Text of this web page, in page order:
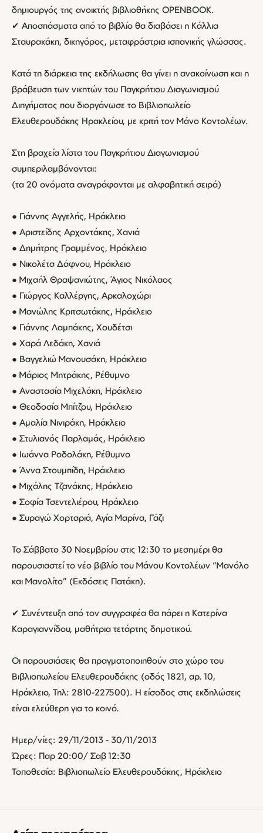
δημιουργός της ανοικτής βιβλιοθήκης OPENBOOK.
✔ Αποσπάσματα από το βιβλίο θα διαβάσει η Κάλλια
Σταυρακάκη, δικηγόρος, μεταφράστρια ισπανικής γλώσσας.
Κατά τη διάρκεια της εκδήλωσης θα γίνει η ανακοίνωση και η
βράβευση των νικητών του Παγκρήτιου Διαγωνισμού
Διηγήματος που διοργάνωσε το Βιβλιοπωλείο
Ελευθερουδάκης Ηρακλείου, με κριτή τον Μάνο Κοντολέων.
Στη βραχεία λίστα του Παγκρήτιου Διαγωνισμού
συμπεριλαμβάνονται:
(τα 20 ονόματα αναγράφονται με αλφαβητική σειρά)
● Γιάννης Αγγελής, Ηράκλειο
● Αριστείδης Αρχοντάκης, Χανιά
● Δημήτρης Γραμμένος, Ηράκλειο
● Νικολέτα Δάφνου, Ηράκλειο
● Μιχαήλ Θραψανιώτης, Άγιος Νικόλαος
● Γιώργος Καλλέργης, Αρκαλοχώρι
● Μανώλης Κριτσωτάκης, Ηράκλειο
● Γιάννης Λαμπάκης, Χουδέτσι
● Χαρά Λεδάκη, Χανιά
● Βαγγελιώ Μανουσάκη, Ηράκλειο
● Μάριος Μητράκης, Ρέθυμνο
● Αναστασία Μιχελάκη, Ηράκλειο
● Θεοδοσία Μπίτζου, Ηράκλειο
● Αμαλία Νινιράκη, Ηράκλειο
● Στυλιανός Παρλαμάς, Ηράκλειο
● Ιωάννα Ροδολάκη, Ρέθυμνο
● Άννα Στουμπίδη, Ηράκλειο
● Μιχάλης Τζανάκης, Ηράκλειο
● Σοφία Τσεντελιέρου, Ηράκλειο
● Συραγώ Χορταριά, Αγία Μαρίνα, Γάζι
Το Σάββατο 30 Νοεμβρίου στις 12:30 το μεσημέρι θα
παρουσιαστεί το νέο βιβλίο του Μάνου Κοντολέων “Μανόλο
και Μανολίτο” (Εκδόσεις Πατάκη).
✔ Συνέντευξη από τον συγγραφέα θα πάρει η Κατερίνα
Καραγιαννίδου, μαθήτρια τετάρτης δημοτικού.
Οι παρουσιάσεις θα πραγματοποιηθούν στο χώρο του
Βιβλιοπωλείου Ελευθερουδάκης (οδός 1821, αρ. 10,
Ηράκλειο, Τηλ: 2810-227500). Η είσοδος στις εκδηλώσεις
είναι ελεύθερη για το κοινό.
Ημερ/νίες: 29/11/2013 - 30/11/2013
Ώρες: Παρ 20:00/ Σαβ 12:30
Τοποθεσία: Βιβλιοπωλείο Ελευθερουδάκης, Ηράκλειο